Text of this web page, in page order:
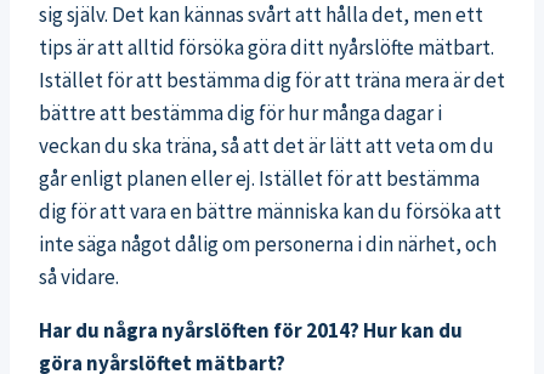
sig själv. Det kan kännas svårt att hålla det, men ett
tips är att alltid försöka göra ditt nyårslöfte mätbart.
Istället för att bestämma dig för att träna mera är det
bättre att bestämma dig för hur många dagar i
veckan du ska träna, så att det är lätt att veta om du
går enligt planen eller ej. Istället för att bestämma
dig för att vara en bättre människa kan du försöka att
inte säga något dålig om personerna i din närhet, och
så vidare.
Har du några nyårslöften för 2014? Hur kan du
göra nyårslöftet mätbart?